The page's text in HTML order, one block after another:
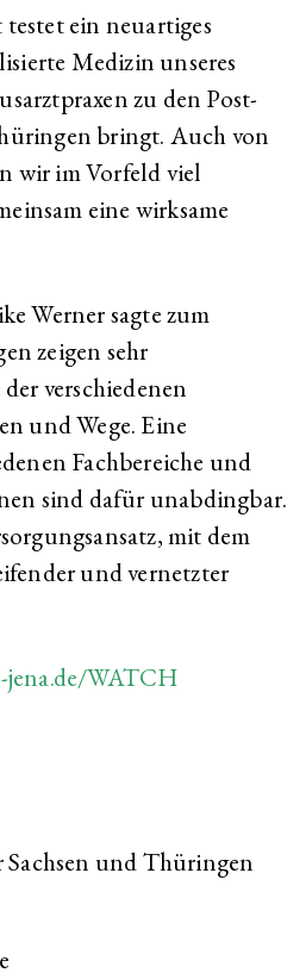
ein neuartiges
Medizin unseres
zu den Post-
bringt. Auch von
wir im Vorfeld viel
eine wirksame
Werner sagte zum
zeigen sehr
verschiedenen
und Wege. Eine
Fachbereiche und
sind dafür unabdingbar.
mit dem
und vernetzter
WATCH
und Thüringen